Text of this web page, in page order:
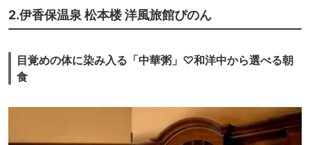
2.伊香保温泉 松本楼 洋風旅館ぴのん
目覚めの体に染み入る「中華粥」♡和洋中から選べる朝
食